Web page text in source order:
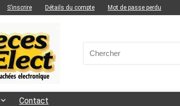
S’inscrire Détails du compte Mot de passe perdu
Contact